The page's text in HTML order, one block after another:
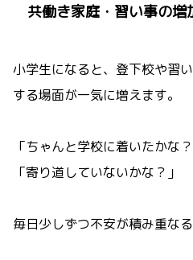
共働き家庭・習い事の
小学生になると、登下校や習
する場面が一気に増えます。
「ちゃんと学校に着いたかな？
「寄り道していないかな？」
毎日少しずつ不安が積み重なる